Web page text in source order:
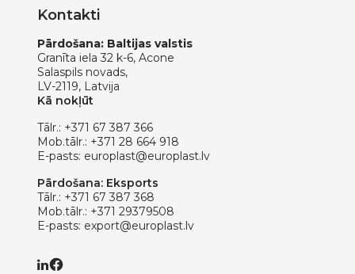
Kontakti
Pārdošana: Baltijas valstis
Granīta iela 32 k-6, Acone
Salaspils novads,
LV-2119, Latvija
Kā nokļūt
Tālr.: +371 67 387 366
Mob.tālr.: +371 28 664 918
E-pasts: europlast@europlast.lv
Pārdošana: Eksports
Tālr.: +371 67 387 368
Mob.tālr.: +371 29379508
E-pasts: export@europlast.lv